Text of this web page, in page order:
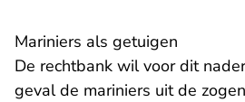
Mariniers als getuigen
De rechtbank wil voor dit
geval de mariniers uit de